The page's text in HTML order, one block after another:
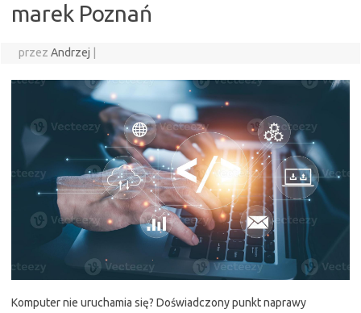
marek Poznań
przez Andrzej
Komputer nie uruchamia się? Doświadczony punkt naprawy